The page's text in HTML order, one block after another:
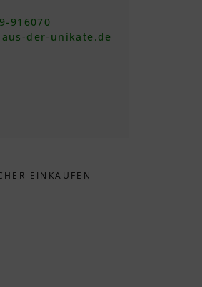
916070
der-unikate.de
EINKAUFEN